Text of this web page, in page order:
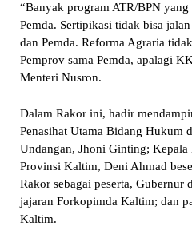
“Banyak program ATR/BPN
Pemda. Sertipikasi tidak bisa
dan Pemda. Reforma Agraria
Pemprov sama Pemda, apalagi
Menteri Nusron.
Dalam Rakor ini, hadir
Penasihat Utama Bidang Hukum
Undangan, Jhoni Ginting;
Provinsi Kaltim, Deni Ahmad
Rakor sebagai peserta, Gubernur
jajaran Forkopimda Kaltim; dan
Kaltim.